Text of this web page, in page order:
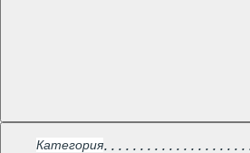
Категория